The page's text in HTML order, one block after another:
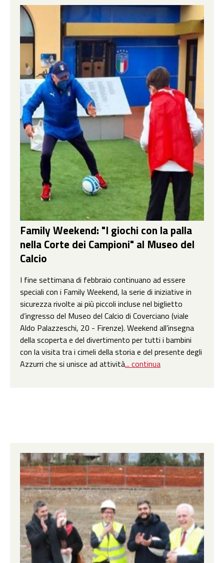
Family Weekend: "I giochi con la palla
nella Corte dei Campioni" al Museo del
Calcio
I fine settimana di febbraio continuano ad essere
speciali con i Family Weekend, la serie di iniziative in
sicurezza rivolte ai più piccoli incluse nel biglietto
d’ingresso del Museo del Calcio di Coverciano (viale
Aldo Palazzeschi, 20 - Firenze). Weekend all’insegna
della scoperta e del divertimento per tutti i bambini
con la visita tra i cimeli della storia e del presente degli
Azzurri che si unisce ad attività... continua